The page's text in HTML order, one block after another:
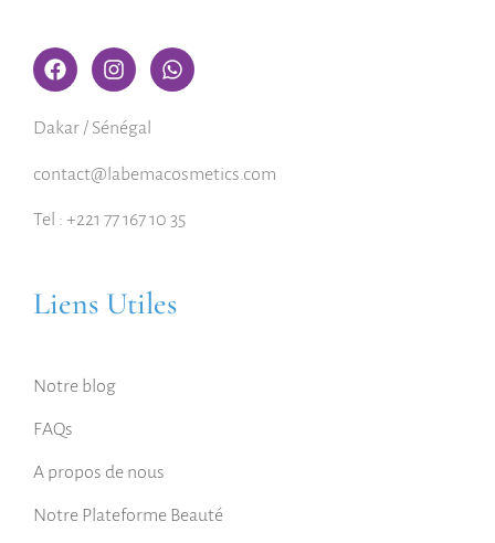
Dakar / Sénégal
contact@labemacosmetics.com
Tel : +221 77 167 10 35
Liens Utiles
Notre blog
FAQs
A propos de nous
Notre Plateforme Beauté